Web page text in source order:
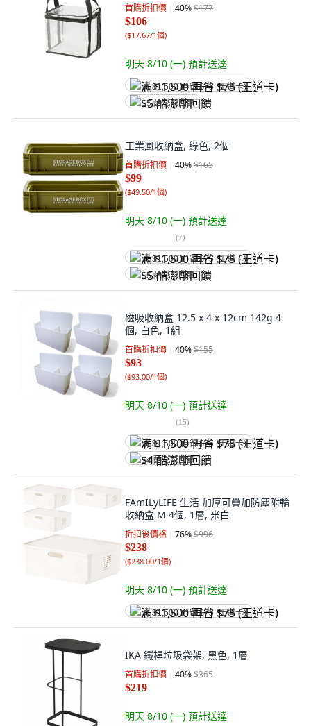
首購折扣價 40%$177
$106
($17.67/1個)
明天 8/10 (一) 預計送達
满 $1,500 再省 $75 (王道卡)
$5 酷澎幣回饋
工業風收納盒, 綠色, 2個
首購折扣價 40%$165
$99
($49.50/1個)
明天 8/10 (一) 預計送達
(7)
满 $1,500 再省 $75 (王道卡)
$5 酷澎幣回饋
磁吸收納盒 12.5 x 4 x 12cm 142g 4
個, 白色, 1組
首購折扣價 40%$155
$93
($93.00/1個)
明天 8/10 (一) 預計送達
(15)
满 $1,500 再省 $75 (王道卡)
$4 酷澎幣回饋
FAmILyLIFE 生活 加厚可疊加防塵附輪
收納盒 M 4個, 1層, 米白
折扣後價格 76%$996
$238
($238.00/1個)
明天 8/10 (一) 預計送達
满 $1,500 再省 $75 (王道卡)
IKA 鐵桿垃圾袋架, 黑色, 1層
首購折扣價 40%$365
$219
明天 8/10 (一) 預計送達